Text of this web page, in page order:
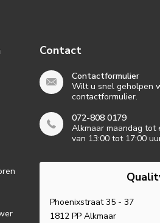
Contact
Contactformulier
Wilt u snel geholpen
contactformulier.
072-808 0179
Alkmaar maandag tot
van 13:00 tot 17:00
Phoenixstraat 35 - 37
1812 PP Alkmaar